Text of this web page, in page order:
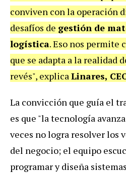
conviven con la operación
desafíos de gestión de
logística. Eso nos
que se adapta a la realidad
revés", explicaLinares,
La convicción que guía el
es que "la tecnología
veces no logra resolver los
del negocio; el equipo
programar y diseña